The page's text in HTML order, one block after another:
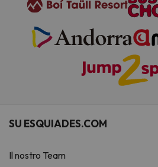
SU ESQUIADES.COM
Il nostro Team